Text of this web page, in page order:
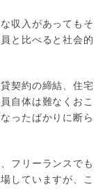
収入があってもそ
と比べると社会的
契約の締結、住宅
自体は難なくおこ
ったばかりに断ら
フリーランスでも
していますが、こ